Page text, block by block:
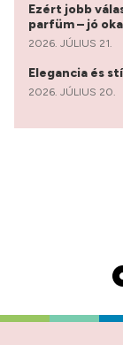
Ezért jobb
parfüm – jó
2026. JÚLIUS 21.
Elegancia és
2026. JÚLIUS 20.